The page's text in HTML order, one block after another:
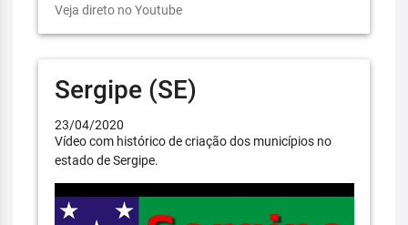
Veja direto no Youtube
Sergipe (SE)
23/04/2020
Vídeo com histórico de criação dos municípios no
estado de Sergipe.